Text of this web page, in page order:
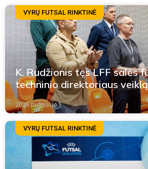
VYRŲ FUTSAL RINKTINĖ
K. Rudžionis tęs LFF salės
techninio direktoriaus veiklą
2026 rugpjūčio 5
VYRŲ FUTSAL RINKTINĖ